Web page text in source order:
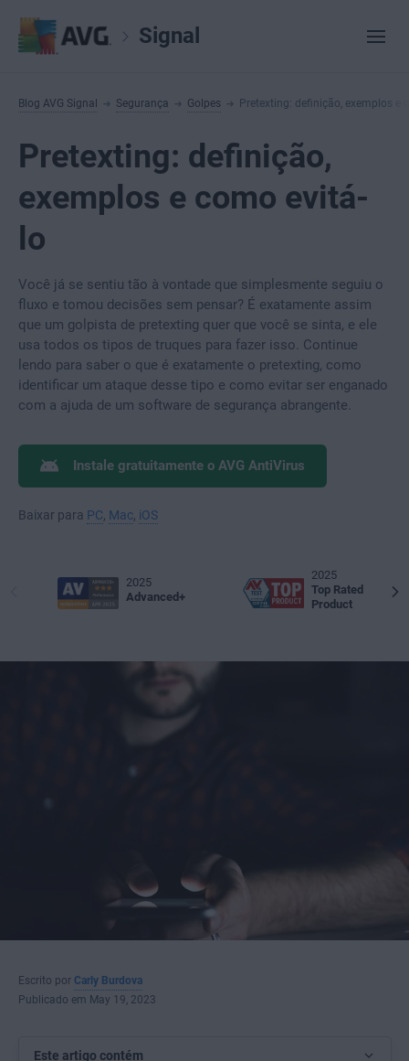
Signal
Blog AVG Signal Segurança Golpes Pretexting: definição, exemplos e
Pretexting: definição,
exemplos e como evitá-
lo
Você já se sentiu tão à vontade que simplesmente seguiu o
fluxo e tomou decisões sem pensar? É exatamente assim
que um golpista de pretexting quer que você se sinta, e ele
usa todos os tipos de truques para fazer isso. Continue
lendo para saber o que é exatamente o pretexting, como
identificar um ataque desse tipo e como evitar ser enganado
com a ajuda de um software de segurança abrangente.
Instale gratuitamente o AVG AntiVirus
Baixar para PC Mac iOS
2025
Advanced+
2025
Top Rated
Product
Escrito por Carly Burdova
Publicado em May 19, 2023
Este artigo contém